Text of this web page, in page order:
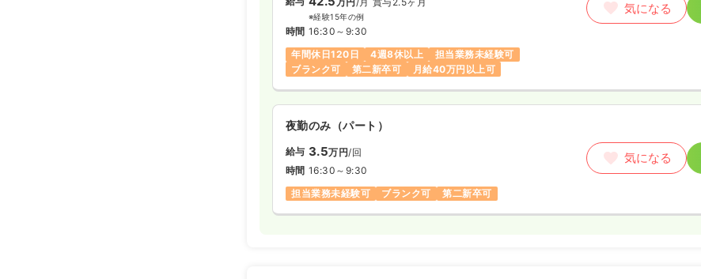
※経験15年の例
時間 16:30～9:30
年間休日120日
4週8休以上
担当業務未経験可
ブランク可
第二新卒可 月給40万円以上可
気になる
夜勤のみ（パート）
給与 3.5万円/回
時間 16:30～9:30
担当業務未経験可
ブランク可 第二新卒可
気になる